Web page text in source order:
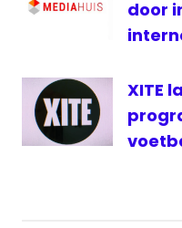
door
XITE